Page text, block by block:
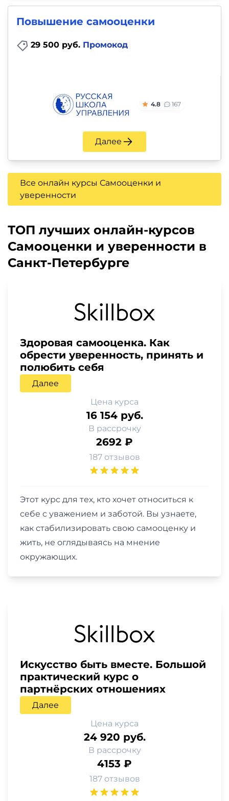
Повышение самооценки
29 500 руб. Промокод
4.8 167
Далее
Все онлайн курсы Самооценки и
уверенности
ТОП лучших онлайн-курсов
Самооценки и уверенности в
Санкт-Петербурге
Здоровая самооценка. Как
обрести уверенность, принять и
полюбить себя
Далее
Цена курса
16 154 руб.
В рассрочку
2692 ₽
187 отзывов
Этот курс для тех, кто хочет относиться к
себе с уважением и заботой. Вы узнаете,
как стабилизировать свою самооценку и
жить, не оглядываясь на мнение
окружающих.
Искусство быть вместе. Большой
практический курс о
партнёрских отношениях
Далее
Цена курса
24 920 руб.
В рассрочку
4153 ₽
187 отзывов